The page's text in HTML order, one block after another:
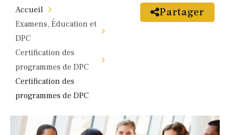
Accueil
Examens, Éducation et
DPC
Certification des
programmes de DPC
Certification des
programmes de DPC
Partager